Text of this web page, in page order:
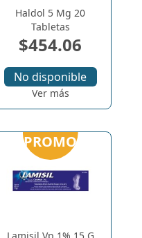
Haldol 5 Mg 20
Tabletas
$454.06
No disponible
Ver más
PROMO